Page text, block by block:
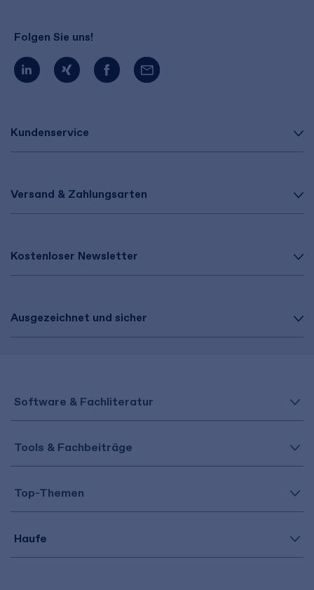
Kundenservice
Versand & Zahlungsarten
Kostenloser Newsletter
Ausgezeichnet und sicher
Folgen Sie uns!
Software & Fachliteratur
Tools & Fachbeiträge
Top-Themen
Haufe